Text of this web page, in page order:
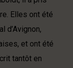
Elles ont été
d’Avignon,
et ont été
tantôt en